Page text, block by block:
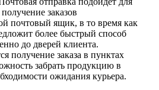
заказов
почтовый ящик, в то время как
более быстрый способ
до дверей клиента.
получение заказа в пунктах
забрать продукцию в
ожидания курьера.